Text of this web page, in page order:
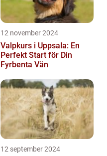
12 november 2024
Valpkurs i Uppsala: En
Perfekt Start för Din
Fyrbenta Vän
12 september 2024